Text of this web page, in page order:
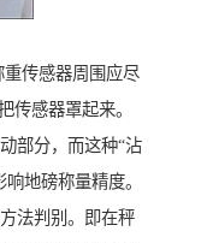
传感器周围应尽
传感器罩起来。
部分，而这种“沾
地磅称量精度。
法判别。即在秤